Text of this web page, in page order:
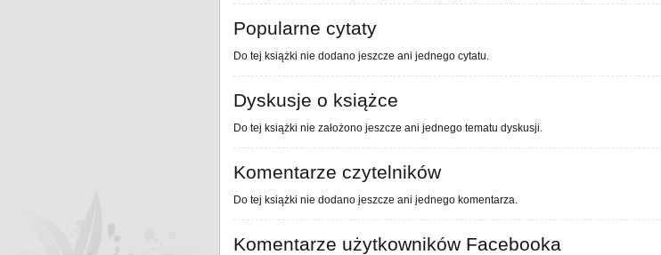
Popularne cytaty
Do tej książki nie dodano jeszcze ani jednego cytatu.
Dyskusje o książce
Do tej książki nie założono jeszcze ani jednego tematu dyskusji.
Komentarze czytelników
Do tej książki nie dodano jeszcze ani jednego komentarza.
Komentarze użytkowników Facebooka